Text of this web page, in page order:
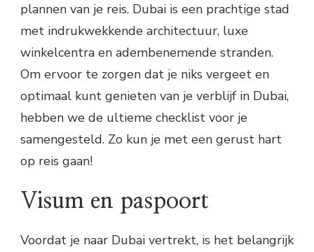
plannen van je reis. Dubai is een prachtige stad
met indrukwekkende architectuur, luxe
winkelcentra en adembenemende stranden.
Om ervoor te zorgen dat je niks vergeet en
optimaal kunt genieten van je verblijf in Dubai,
hebben we de ultieme checklist voor je
samengesteld. Zo kun je met een gerust hart
op reis gaan!
Visum en paspoort
Voordat je naar Dubai vertrekt, is het belangrijk